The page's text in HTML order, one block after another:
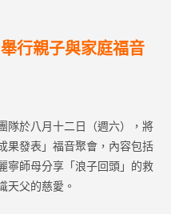
行親子與家庭福音
於八月十二日（週六），將
果發表」福音聚會，內容包括
寧師母分享「浪子回頭」的救
天父的慈愛。